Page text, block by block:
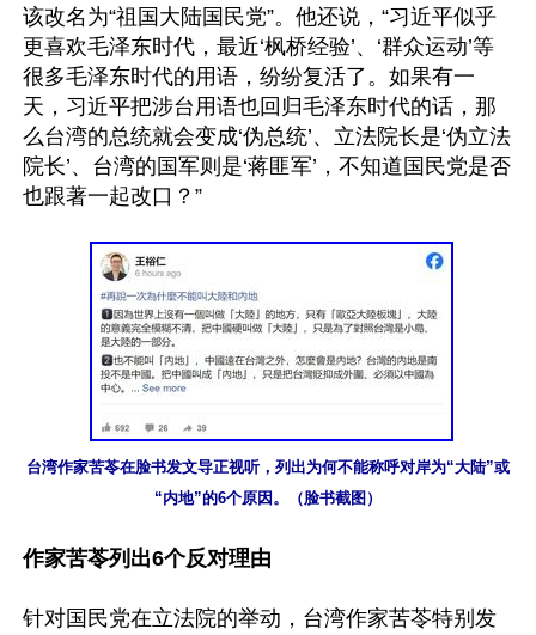
该改名为“祖国大陆国民党”。他还说，“习近平似乎
更喜欢毛泽东时代，最近‘枫桥经验’、‘群众运动’等
很多毛泽东时代的用语，纷纷复活了。如果有一
天，习近平把涉台用语也回归毛泽东时代的话，那
么台湾的总统就会变成‘伪总统’、立法院长是‘伪立法
院长’、台湾的国军则是‘蒋匪军’，不知道国民党是否
也跟著一起改口？”
台湾作家苦苓在脸书发文导正视听，列出为何不能称呼对岸为“大陆”或
“内地”的6个原因。（脸书截图）
作家苦苓列出6个反对理由
针对国民党在立法院的举动，台湾作家苦苓特别发